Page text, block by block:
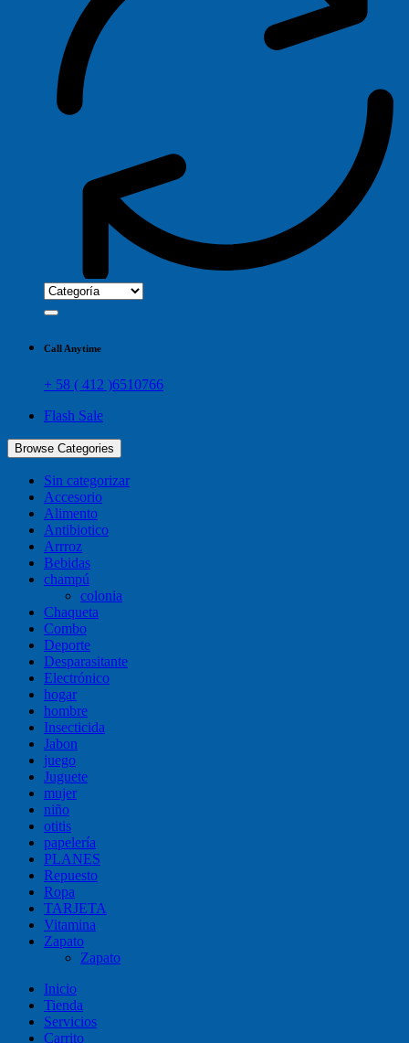
Call Anytime
+ 58 ( 412 )6510766
Flash Sale
Browse Categories
Sin categorizar
Accesorio
Alimento
Antibiotico
Arrroz
Bebidas
champú
colonia
Chaqueta
Combo
Deporte
Desparasitante
Electrónico
hogar
hombre
Insecticida
Jabon
juego
Juguete
mujer
niño
otitis
papelería
PLANES
Repuesto
Ropa
TARJETA
Vitamina
Zapato
Zapato
Inicio
Tienda
Servicios
Carrito